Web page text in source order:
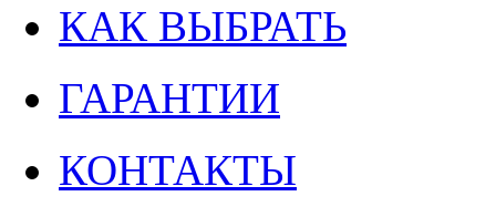
КАК ВЫБРАТЬ
ГАРАНТИИ
КОНТАКТЫ